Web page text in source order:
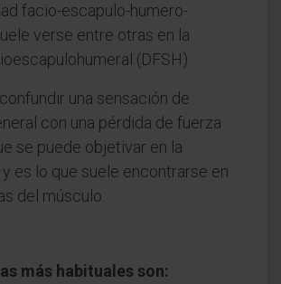
facio-escapulo-humero-
verse entre otras en la
(DFSH).
una sensación de
con una pérdida de fuerza
se puede objetivar en la
es lo que suele encontrarse en
del músculo.
más habituales son: